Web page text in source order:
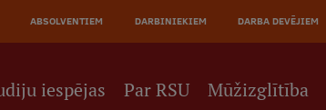
ABSOLVENTIEM DARBINIEKIEM DARBA DEVĒJIEM
iespējas Par RSU Mūžizglītība